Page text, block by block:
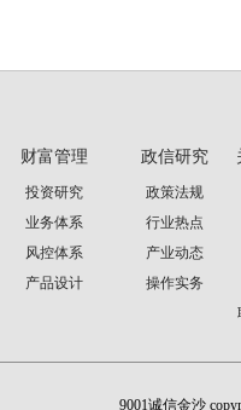
财富管理
投资研究
业务体系
风控体系
产品设计
政信研究
政策法规
行业热点
产业动态
操作实务
9001诚信金沙